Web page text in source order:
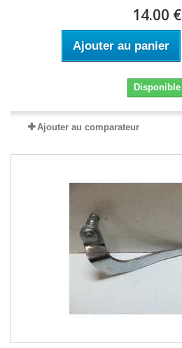
14.00 €
Ajouter au panier
Disponible
Ajouter au comparateur